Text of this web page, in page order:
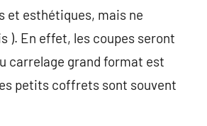
et esthétiques, mais ne
). En effet, les coupes seront
carrelage grand format est
petits coffrets sont souvent